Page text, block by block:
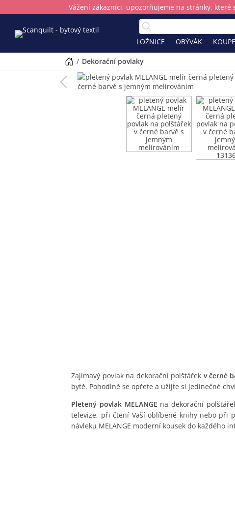
Vážení zákazníci, upozorňujeme na stránky, které
LOŽNICE OBÝVÁK
/ dekorační povlaky
Zajímavý povlak na dekorační polštářek v černé
bytě. Pohodlně se opřete a užijte si jedinečné
Pletený povlak MELANGE na dekorační
televize, při čtení Vaší oblíbené knihy nebo při
návleku MELANGE moderní kousek do